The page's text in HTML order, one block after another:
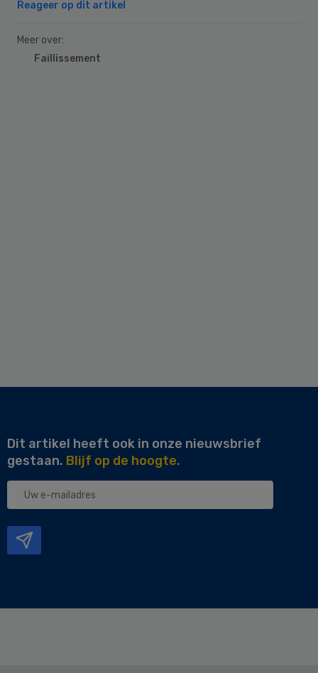
Reageer op dit artikel
Meer over:
Faillissement
Dit artikel heeft ook in onze nieuwsbrief
gestaan. Blijf op de hoogte.
Uw